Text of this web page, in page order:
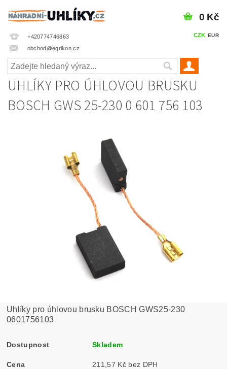
+420774746863
obchod@egrikon.cz
CZK EUR
0 Kč
UHLÍKY PRO ÚHLOVOU BRUSKU
BOSCH GWS 25-230 0 601 756 103
Uhlíky pro úhlovou brusku BOSCH GWS25-230
0601756103
Dostupnost Skladem
Cena 211,57 Kč bez DPH